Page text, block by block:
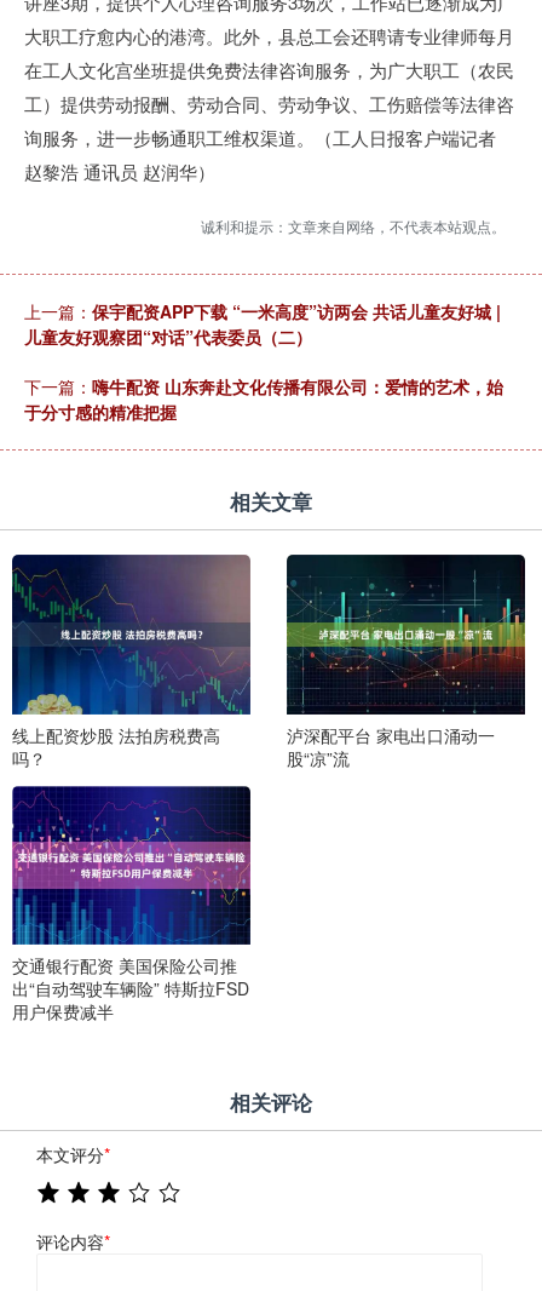
大职工疗愈内心的港湾。此外，县总工会还聘请专业律师每月
在工人文化宫坐班提供免费法律咨询服务，为广大职工（农民
工）提供劳动报酬、劳动合同、劳动争议、工伤赔偿等法律咨
询服务，进一步畅通职工维权渠道。（工人日报客户端记者
赵黎浩 通讯员 赵润华）
诚利和提示：文章来自网络，不代表本站观点。
上一篇： 保宇配资APP下载 “一米高度”访两会 共话儿童友好城 |
儿童友好观察团“对话”代表委员（二）
下一篇： 嗨牛配资 山东奔赴文化传播有限公司：爱情的艺术，始
于分寸感的精准把握
相关文章
线上配资炒股 法拍房税费高
吗？
泸深配平台 家电出口涌动一
股“凉”流
交通银行配资 美国保险公司推
出“自动驾驶车辆险” 特斯拉FSD
用户保费减半
相关评论
本文评分*
评论内容*